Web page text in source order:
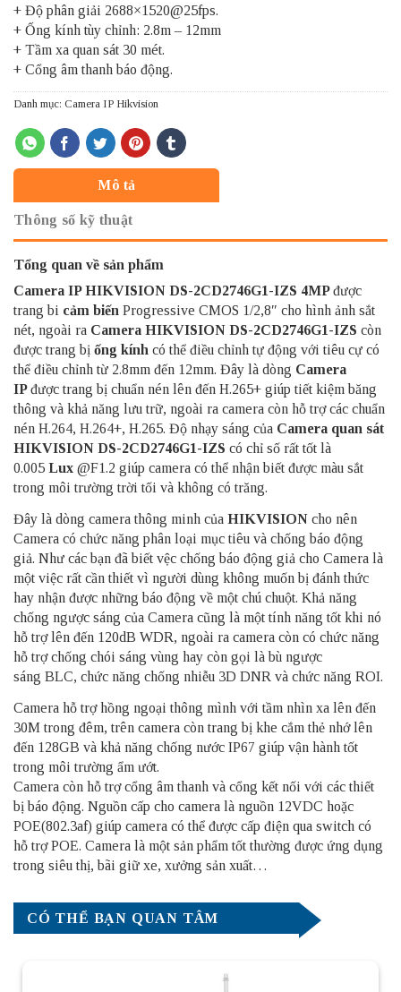
+ Độ phân giải 2688×1520@25fps.
+ Ống kính tùy chỉnh: 2.8m – 12mm
+ Tầm xa quan sát 30 mét.
+ Cổng âm thanh báo động.
Danh mục: Camera IP Hikvision
Mô tả
Thông số kỹ thuật
Tổng quan về sản phẩm
Camera IP HIKVISION DS-2CD2746G1-IZS 4MPđược
trang bi cảm biến Progressive CMOS 1/2,8″ cho hình ảnh sắt
nét, ngoài ra Camera HIKVISION DS-2CD2746G1-IZS còn
được trang bị ống kính có thể điều chỉnh tự động với tiêu cự có
thể điều chỉnh từ 2.8mm đến 12mm. Đây là dòng Camera
IPđược trang bị chuẩn nén lên đến H.265+ giúp tiết kiệm băng
thông và khả năng lưu trữ, ngoài ra camera còn hỗ trợ các chuẩn
nén H.264, H.264+, H.265. Độ nhạy sáng của Camera quan sát
HIKVISION DS-2CD2746G1-IZS có chỉ số rất tốt là
0.005 Lux @F1.2 giúp camera có thể nhận biết được màu sắt
trong môi trường trời tối và không có trăng.
Đây là dòng camera thông minh của HIKVISION cho nên
Camera có chức năng phân loại mục tiêu và chống báo động
giả. Như các bạn đã biết vệc chống báo động giả cho Camera là
một việc rất cần thiết vì người dùng không muốn bị đánh thức
hay nhận được những báo động về một chú chuột. Khả năng
chống ngược sáng của Camera cũng là một tính năng tốt khi nó
hỗ trợ lên đến 120dB WDR, ngoài ra camera còn có chức năng
hỗ trợ chống chói sáng vùng hay còn gọi là bù ngược
sáng BLC, chức năng chống nhiễu 3D DNR và chức năng ROI.
Camera hỗ trợ hồng ngoại thông mình với tầm nhìn xa lên đến
30M trong đêm, trên camera còn trang bị khe cắm thẻ nhớ lên
đến 128GB và khả năng chống nước IP67 giúp vận hành tốt
trong môi trường ẩm ướt.
Camera còn hỗ trợ cổng âm thanh và cổng kết nối với các thiết
bị báo động. Nguồn cấp cho camera là nguồn 12VDC hoặc
POE(802.3af) giúp camera có thể được cấp điện qua switch có
hỗ trợ POE. Camera là một sản phẩm tốt thường được ứng dụng
trong siêu thị, bãi giữ xe, xưởng sản xuất…
CÓ THỂ BẠN QUAN TÂM